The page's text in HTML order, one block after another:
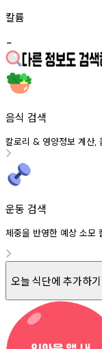
칼륨
-
음식 검색
칼로리 & 영양정보 계산,
운동 검색
체중을 반영한 예상 소모
오늘 식단에 추가하기